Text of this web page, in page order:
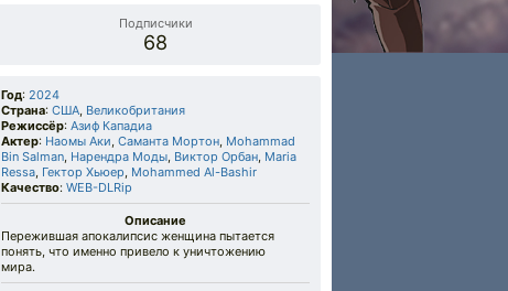
Подписчики
68
Год: 2024
Страна: США, Великобритания
Режиссёр: Азиф Кападиа
Актер: Наомы Аки, Саманта Мортон, Mohammad
Bin Salman, Нарендра Моды, Виктор Орбан, Maria
Ressa, Гектор Хьюер, Mohammed Al-Bashir
Качество: WEB-DLRip
Описание
Пережившая апокалипсис женщина пытается
понять, что именно привело к уничтожению
мира.